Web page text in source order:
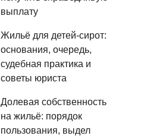
выплату
Жильё для детей‑сирот:
основания, очередь,
судебная практика и
советы юриста
Долевая собственность
на жильё: порядок
пользования, выдел